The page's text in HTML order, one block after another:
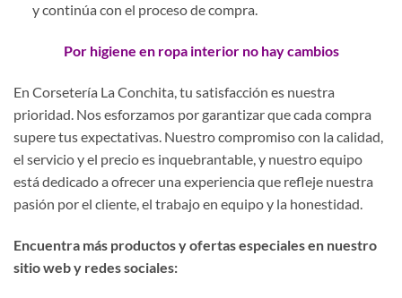
y continúa con el proceso de compra.
Por higiene en ropa interior no hay cambios
En Corsetería La Conchita, tu satisfacción es nuestra
prioridad. Nos esforzamos por garantizar que cada compra
supere tus expectativas. Nuestro compromiso con la calidad,
el servicio y el precio es inquebrantable, y nuestro equipo
está dedicado a ofrecer una experiencia que refleje nuestra
pasión por el cliente, el trabajo en equipo y la honestidad.
Encuentra más productos y ofertas especiales en nuestro
sitio web y redes sociales: